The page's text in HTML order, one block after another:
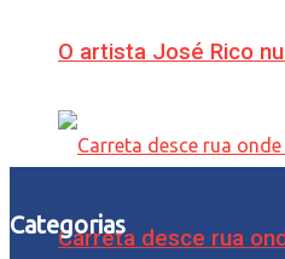
O artista José Rico
Carreta desce rua
Categorias